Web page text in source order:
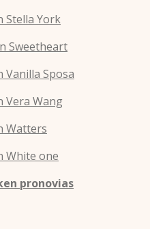
Stella York
Sweetheart
Vanilla Sposa
Vera Wang
Watters
White one
pronovias